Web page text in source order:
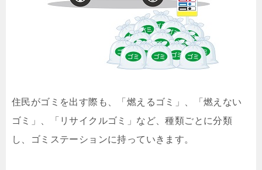
住民がゴミを出す際も、「燃えるゴミ」、「燃えない
ゴミ」、「リサイクルゴミ」など、種類ごとに分類
し、ゴミステーションに持っていきます。